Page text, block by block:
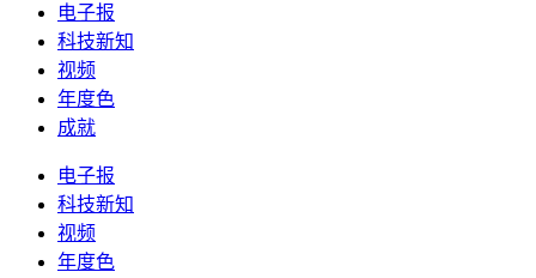
电子报
科技新知
视频
年度色
成就
电子报
科技新知
视频
年度色